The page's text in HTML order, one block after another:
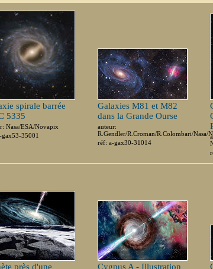
spirale barrée
5335
Nasa/ESA/Novapix
gax53-35001
Galaxies M81 et M82
dans la Grande Ourse
auteur:
R.Gendler/R.Croman/R.Colombari/Nasa/
réf: a-gax30-31014
près d'une
Cygnus A - Illustration